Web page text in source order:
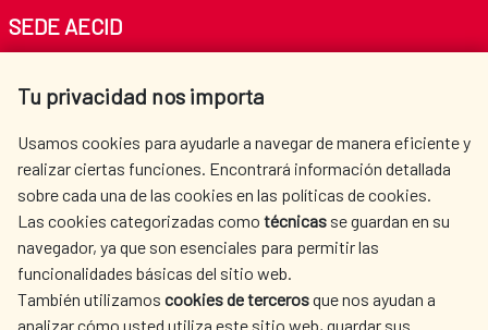
Tu privacidad nos importa
Usamos cookies para ayudarle a navegar de manera eficiente y
realizar ciertas funciones. Encontrará información detallada
sobre cada una de las cookies en las políticas de cookies.
Las cookies categorizadas como técnicas se guardan en su
navegador, ya que son esenciales para permitir las
funcionalidades básicas del sitio web.
También utilizamos cookies de tercerosque nos ayudan a
analizar cómo usted utiliza este sitio web, guardar sus
SEDE AECID
Tel. +34 900 20 30 54​​​​​​​
AECID
WHERE DO WE COOPERATE?
SPANISH HUMANITARIAN
ACTION
PRESS ROOM
CULTURE AND SCIENCE LIBRARY